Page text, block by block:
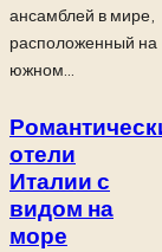
ансамблей в мире,
расположенный на
южном...
отели
Италии с
видом на
море